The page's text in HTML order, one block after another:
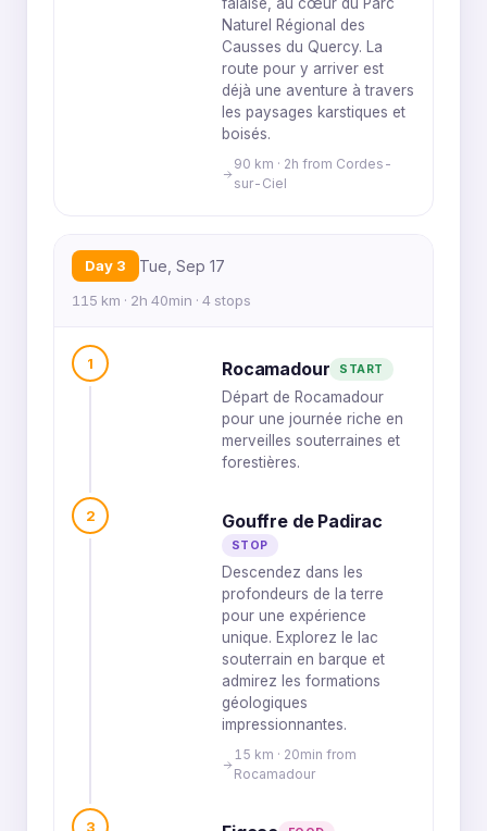
Naturel Régional des
Causses du Quercy. La
route pour y arriver est
déjà une aventure à travers
les paysages karstiques et
boisés.
90 km · 2h from Cordes-
sur-Ciel
Day 3 Tue, Sep 17
115 km · 2h 40min · 4 stops
1 Rocamadour START
Départ de Rocamadour
pour une journée riche en
merveilles souterraines et
forestières.
2 Gouffre de Padirac
STOP
Descendez dans les
profondeurs de la terre
pour une expérience
unique. Explorez le lac
souterrain en barque et
admirez les formations
géologiques
impressionnantes.
15 km · 20min from
Rocamadour
3